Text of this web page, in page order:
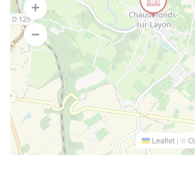
Leaflet | ©